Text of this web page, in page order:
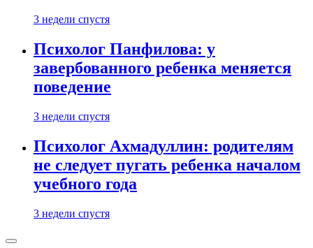
3 недели спустя
Психолог Панфилова: у
завербованного ребенка меняется
поведение
3 недели спустя
Психолог Ахмадуллин: родителям
не следует пугать ребенка началом
учебного года
3 недели спустя